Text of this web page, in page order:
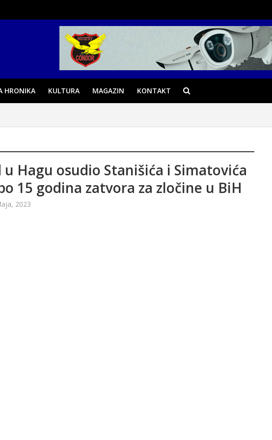
HRONIKA KULTURA MAGAZIN KONTAKT
u Hagu osudio Stanišića i Simatovića
15 godina zatvora za zločine u BiH
2023